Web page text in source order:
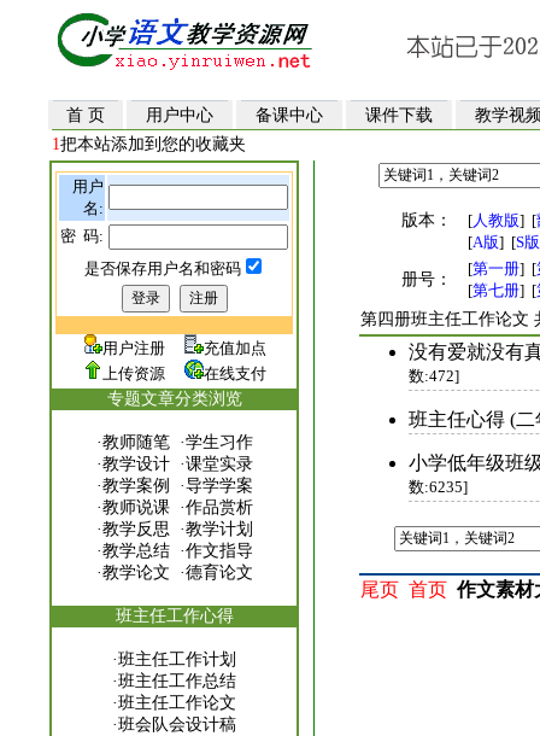
首 页 用户中心 备课中心 课件下载
教学视
1把本站添加到您的收藏夹
用户
名:
密 码:
是否保存用户名和密码
用户注册
充值加点
上传资源
在线支付
专题文章分类浏览
·教师随笔·学生习作
·教学设计·课堂实录
·教学案例 ·导学学案
·教师说课·作品赏析
·教学反思 ·教学计划
·教学总结·作文指导
·教学论文 ·德育论文
班主任工作心得
·班主任工作计划
·班主任工作总结
·班主任工作论文
·班会队会设计稿
版本： [人教版] [
[A版] [S版
册号：
[第一册] [
[第七册] [
第四册班主任工作论文
没有爱就没有
数:472]
班主任心得 (
小学低年级班
数:6235]
尾页 首页 作文素材